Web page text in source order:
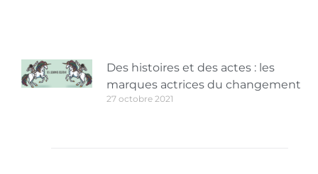
Des histoires et des actes : les
marques actrices du changement
27 octobre 2021